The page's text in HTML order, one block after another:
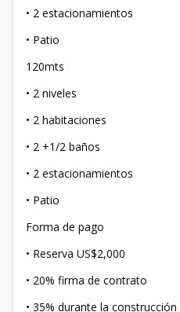
• 2 estacionamientos
• Patio
120mts
• 2 niveles
• 2 habitaciones
• 2 +1/2 baños
• 2 estacionamientos
• Patio
Forma de pago
• Reserva US$2,000
• 20% firma de contrato
• 35% durante la construcción